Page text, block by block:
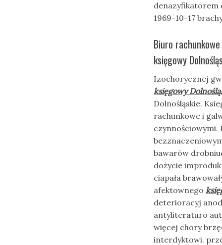
denazyfikatorem
1969-10-17
Biuro
księgowy
Izochorycznej
księgowy
Dolnośląskie.
rachunkowe i
czynnościowymi.
bawarów
dożycie
ciapała
afektownego
deterioracyj
antyliteraturo
więcej chory
interdyktowi.